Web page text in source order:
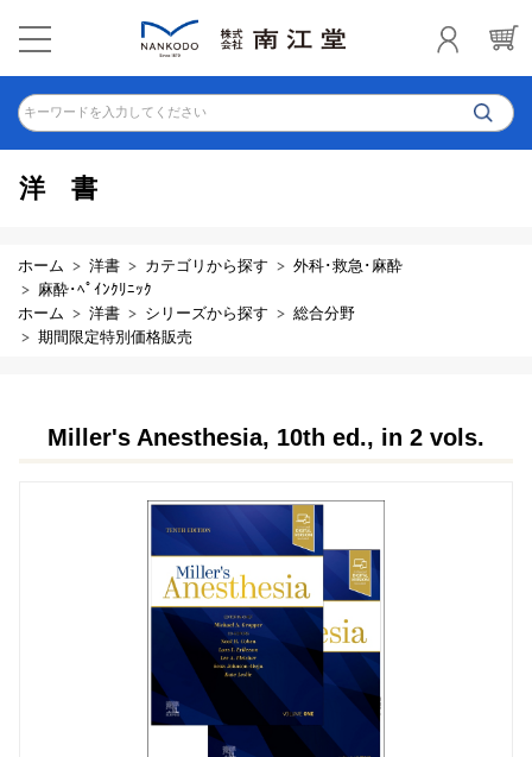
キーワードを入力してください
洋書
ホーム 洋書 カテゴリから探す
外科･救急･麻酔
麻酔･ﾍﾟｲﾝｸﾘﾆｯｸ
ホーム
洋書 シリーズから探す
総合分野
期間限定特別価格販売
Miller's Anesthesia, 10th ed., in 2 vols.